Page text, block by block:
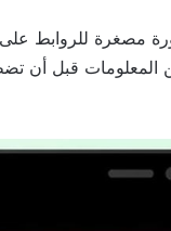
مصغرة للروابط
المعلومات قبل أن